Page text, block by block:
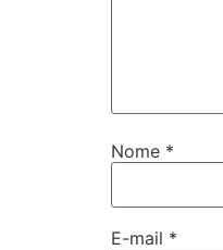
Nome *
E-mail *